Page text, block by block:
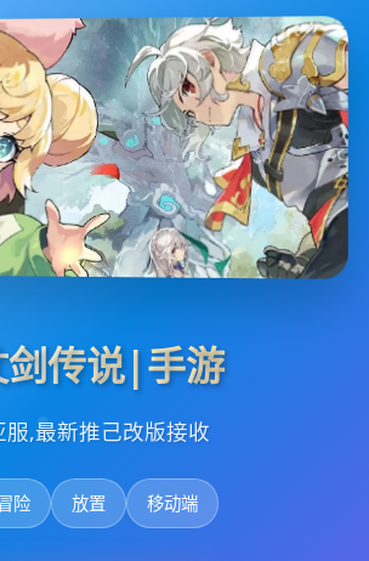
剑传说|手游
服,最新推己改版接收
险 放置 移动端